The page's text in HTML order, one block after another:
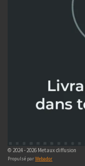
© 2024 - 2026 Metaux diffusion
Propulsé parWebador